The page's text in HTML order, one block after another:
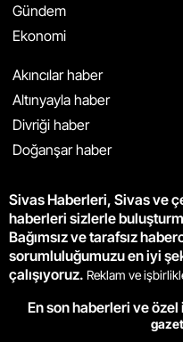
Gündem
Ekonomi
Akıncılar haber
Altınyayla haber
Divriği haber
Doğanşar haber
Sivas Haberleri, Sivas ve
haberleri sizlerle
Bağımsız ve tarafsız
sorumluluğumuzu en iyi
çalışıyoruz. Reklam ve
En son haberleri ve